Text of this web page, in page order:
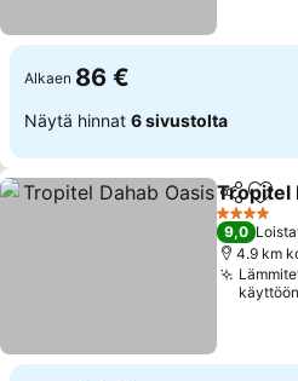
Alkaen 86 €
Näytä hinnat 6 sivustolta
Jaa
Tropitel
4
9,0
4.9 km
käyttöön